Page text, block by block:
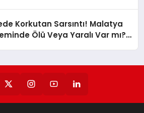
Korkutan Sarsıntı! Malatya
Ölü Veya Yaralı Var mı?